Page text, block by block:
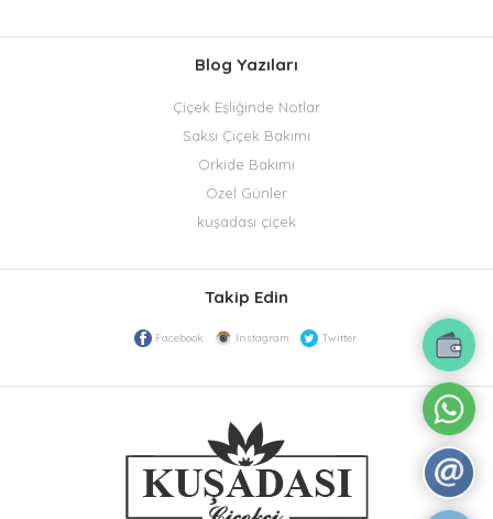
Blog Yazıları
Çiçek Eşliğinde Notlar
Saksı Çiçek Bakımı
Orkide Bakımı
Özel Günler
kuşadası çiçek
Takip Edin
Facebook Instagram Twitter